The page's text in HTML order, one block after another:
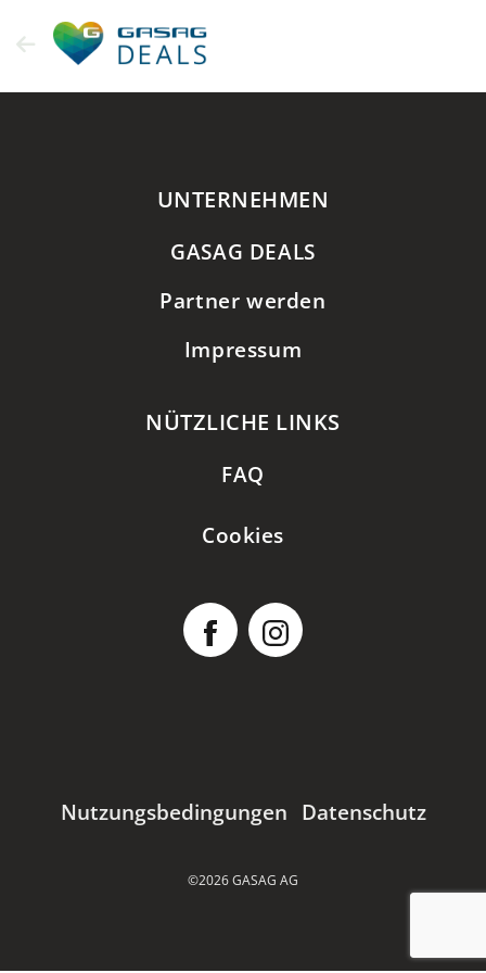
Inhalt
springen
UNTERNEHMEN
GASAG DEALS
Partner werden
Impressum
NÜTZLICHE LINKS
FAQ
Cookies
Nutzungsbedingungen Datenschutz
©2026 GASAG AG